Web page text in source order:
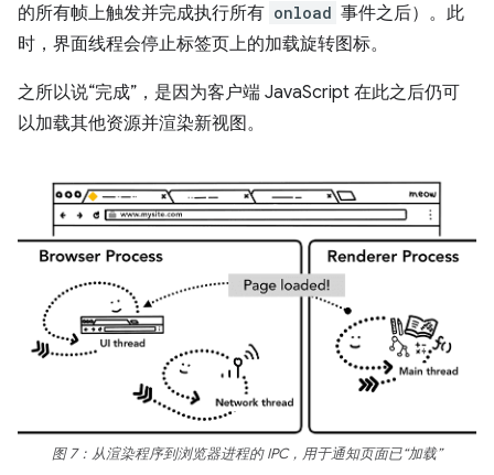
的所有帧上触发并完成执行所有 onload 事件之后）。此
时，界面线程会停止标签页上的加载旋转图标。
之所以说“完成”，是因为客户端 JavaScript 在此之后仍可
以加载其他资源并渲染新视图。
图 7：从渲染程序到浏览器进程的 IPC，用于通知页面已“加载”